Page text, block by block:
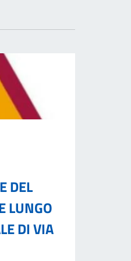
DEL
LUNGO
DI VIA